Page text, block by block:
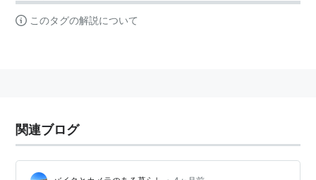
このタグの解説について
関連ブログ